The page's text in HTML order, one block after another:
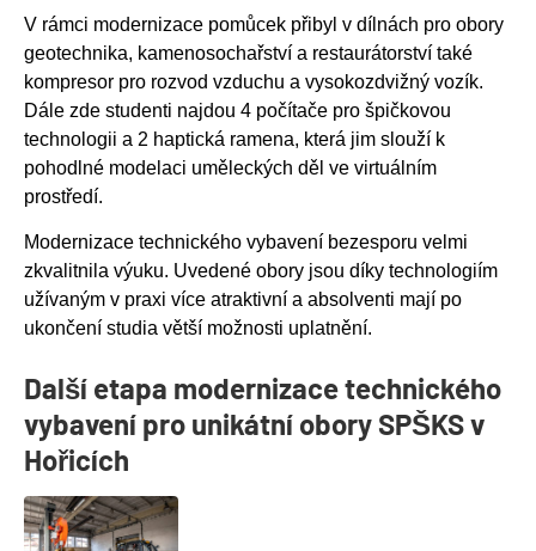
V rámci modernizace pomůcek přibyl v dílnách pro obory
geotechnika, kamenosochařství a restaurátorství také
kompresor pro rozvod vzduchu a vysokozdvižný vozík.
Dále zde studenti najdou 4 počítače pro špičkovou
technologii a 2 haptická ramena, která jim slouží k
pohodlné modelaci uměleckých děl ve virtuálním
prostředí.
Modernizace technického vybavení bezesporu velmi
zkvalitnila výuku. Uvedené obory jsou díky technologiím
užívaným v praxi více atraktivní a absolventi mají po
ukončení studia větší možnosti uplatnění.
Další etapa modernizace technického
vybavení pro unikátní obory SPŠKS v
Hořicích